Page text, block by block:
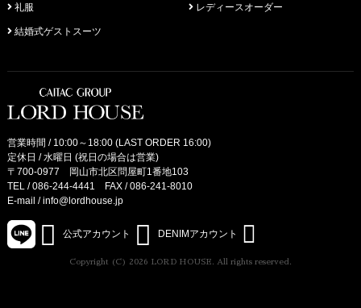
礼服
結婚式ゲストスーツ
レディースオーダー
営業時間 / 10:00～18:00 (LAST ORDER 16:00)
定休日 / 水曜日 (祝日の場合は営業)
〒700-0977 岡山市北区問屋町1番地103
TEL /086-244-4441
FAX / 086-241-8010
E-mail /info@lordhouse.jp
公式アカウント DENIMアカウント
Copyright (C) 2026 LORD HOUSE. All rights reserved.